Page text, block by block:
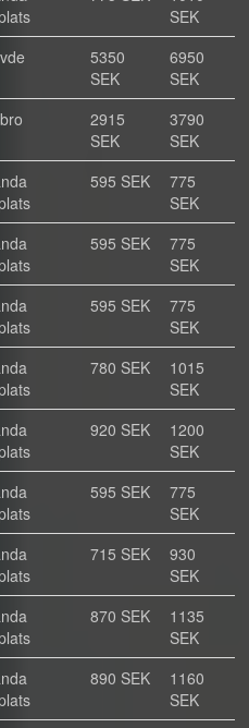
SEK
5350
SEK
6950
SEK
2915
SEK
3790
SEK
595 SEK
775
SEK
595 SEK
775
SEK
595 SEK
775
SEK
780 SEK
1015
SEK
920 SEK
1200
SEK
595 SEK
775
SEK
715 SEK
930
SEK
870 SEK
1135
SEK
890 SEK
1160
SEK